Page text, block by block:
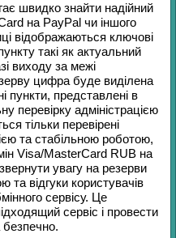
швидко знайти надійний
на PayPal чи іншого
відображаються ключові
такі як актуальний
виходу за межі
цифра буде виділена
пункти, представлені в
перевірку адміністрацією
тільки перевірені
та стабільною роботою,
Visa/MasterCard RUB на
увагу на резерви
відгуки користувачів
сервісу. Це
сервіс і провести